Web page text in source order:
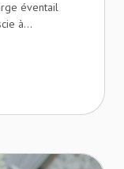
éventail
à...